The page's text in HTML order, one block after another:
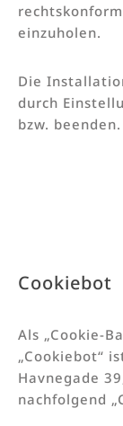
einzuholen.
Die
durch
bzw. beenden.
Cookiebot
Als „Cookie-
„Cookiebot“
Havnegade
nachfolgend